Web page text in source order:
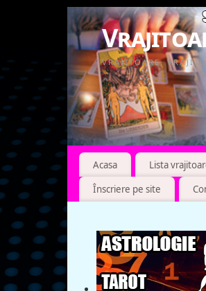
VRAJITOARE,
Acasa Lista
Înscriere pe site